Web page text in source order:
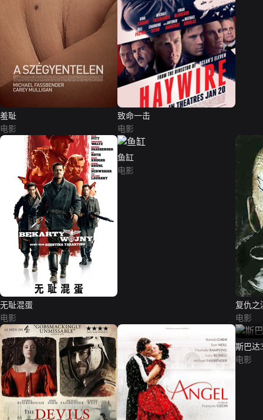
羞耻
电影
致命一击
电影
无耻混蛋
电影
鱼缸
电影
复仇之
电影
斯巴达
电影